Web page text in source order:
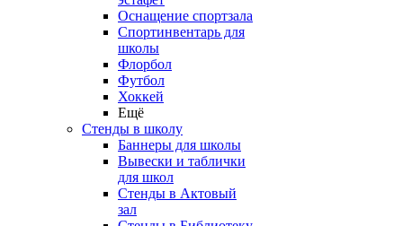
Оснащение спортзала
Спортинвентарь для
школы
Флорбол
Футбол
Хоккей
Ещё
Стенды в школу
Баннеры для школы
Вывески и таблички
для школ
Стенды в Актовый
зал